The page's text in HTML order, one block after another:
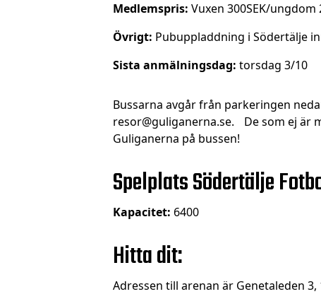
Medlemspris: Vuxen 300SEK/ungdom
Övrigt: Pubuppladdning i Södertälje
Sista anmälningsdag: torsdag 3/10
Bussarna avgår från parkeringen
resor@guliganerna.se. De som ej är
Guliganerna på bussen!
Spelplats Södertälje
Kapacitet: 6400
Hitta dit:
Adressen till arenan är Genetaleden